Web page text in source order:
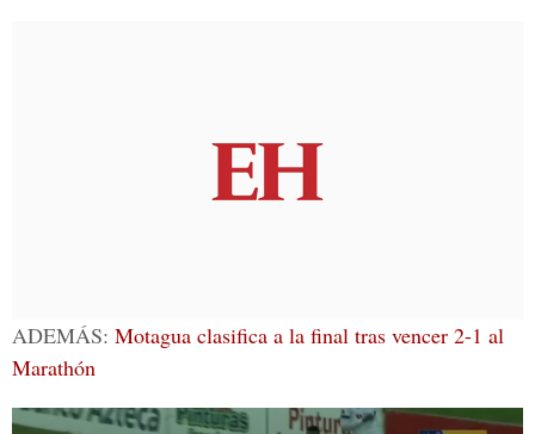
ADEMÁS: Motagua clasifica a la final tras vencer 2-1 al
Marathón